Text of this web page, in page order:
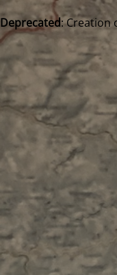
Deprecated: Creation